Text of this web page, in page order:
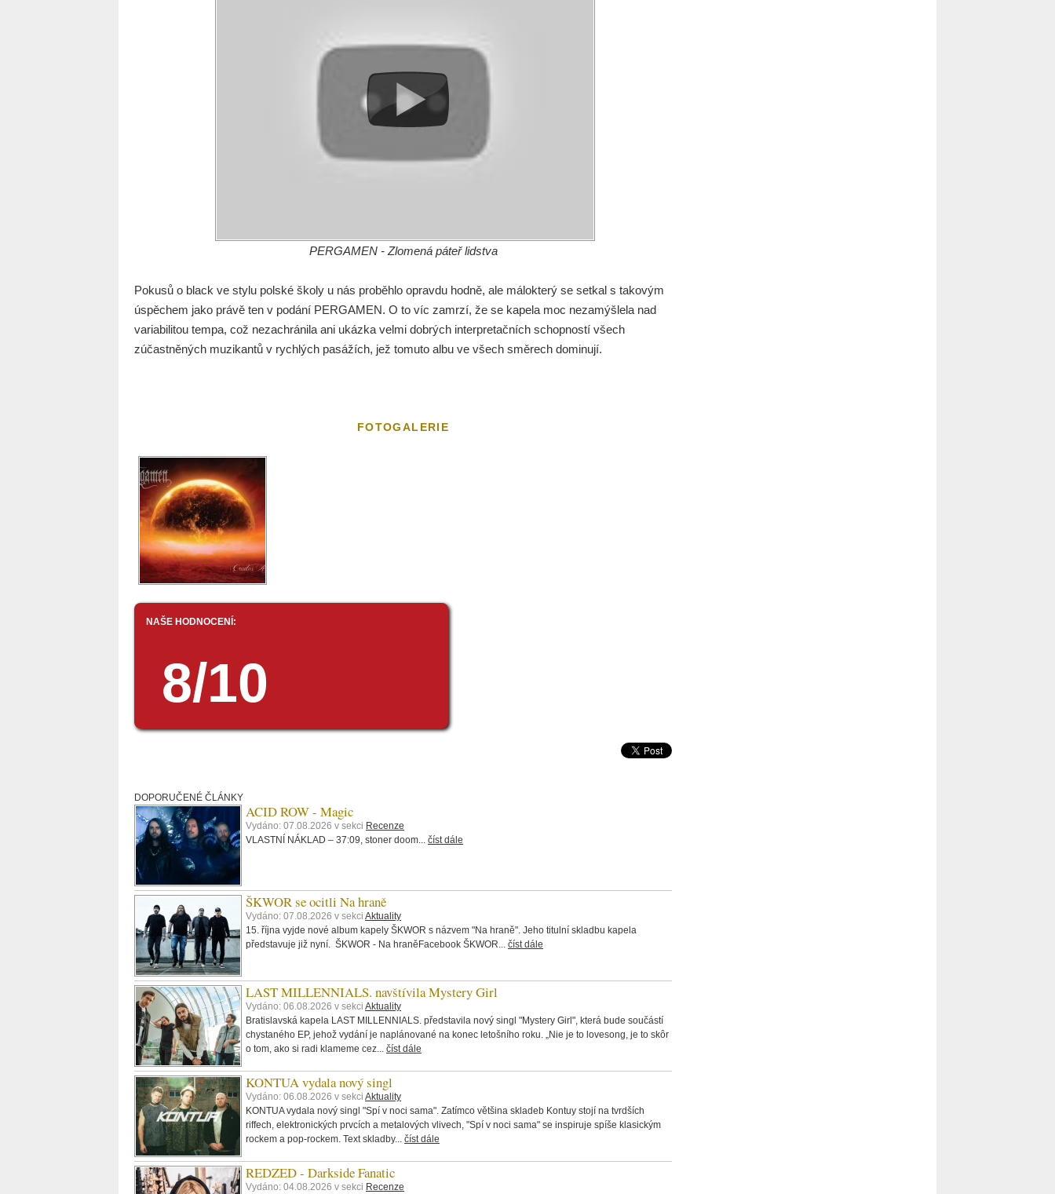
PERGAMEN - Zlomená páteř lidstva
Pokusů o black ve stylu polské školy u nás proběhlo opravdu hodně, ale málokterý se setkal s takovým
úspěchem jako právě ten v podání PERGAMEN. O to víc zamrzí, že se kapela moc nezamýšlela nad
variabilitou tempa, což nezachránila ani ukázka velmi dobrých interpretačních schopností všech
zúčastněných muzikantů v rychlých pasážích, jež tomuto albu ve všech směrech dominují.
FOTOGALERIE
NAŠE HODNOCENÍ:
8/10
DOPORUČENÉ ČLÁNKY
ACID ROW - Magic
Vydáno: 07.08.2026 v sekci Recenze
VLASTNÍ NÁKLAD – 37:09, stoner doom... číst dále
ŠKWOR se ocitli Na hraně
Vydáno: 07.08.2026 v sekci Aktuality
15. října vyjde nové album kapely ŠKWOR s názvem "Na hraně". Jeho titulní skladbu kapela
představuje již nyní. ŠKWOR - Na hraněFacebook ŠKWOR... číst dále
LAST MILLENNIALS. navštívila Mystery Girl
Vydáno: 06.08.2026 v sekci Aktuality
Bratislavská kapela LAST MILLENNIALS. představila nový singl "Mystery Girl", která bude součástí
chystaného EP, jehož vydání je naplánované na konec letošního roku. „Nie je to lovesong, je to skôr
o tom, ako si radi klameme cez... číst dále
KONTUA vydala nový singl
Vydáno: 06.08.2026 v sekci Aktuality
KONTUA vydala nový singl "Spí v noci sama". Zatímco většina skladeb Kontuy stojí na tvrdších
riffech, elektronických prvcích a metalových vlivech, "Spí v noci sama" se inspiruje spíše klasickým
rockem a pop-rockem. Text skladby... číst dále
REDZED - Darkside Fanatic
Vydáno: 04.08.2026 v sekci Recenze